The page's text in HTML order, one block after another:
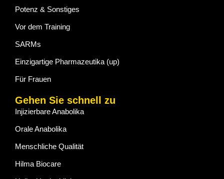
Potenz & Sonstiges
Vor dem Training
SARMs
Einzigartige Pharmazeutika (up)
Für Frauen
Gehen Sie schnell zu
Injizierbare Anabolika
Orale Anabolika
Menschliche Qualität
Hilma Biocare